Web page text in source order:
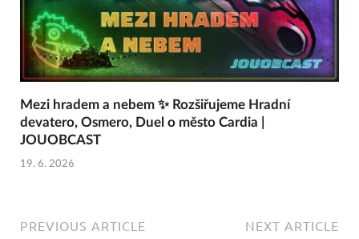
Mezi hradem a nebem ✨ Rozšiřujeme Hradní
devatero, Osmero, Duel o město Cardia |
JOUOBCAST
19. 6. 2026
PREVIOUS ARTICLE NEXT ARTICLE